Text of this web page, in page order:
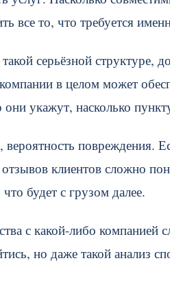
все то, что требуется
серьёзной структуре,
компании в целом может
укажут, насколько
повреждения.
клиентов сложно
будет с грузом далее.
с какой-либо компанией
но даже такой анализ